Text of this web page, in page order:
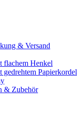
& Versand
flachem Henkel
gedrehtem Papierkordel
& Zubehör